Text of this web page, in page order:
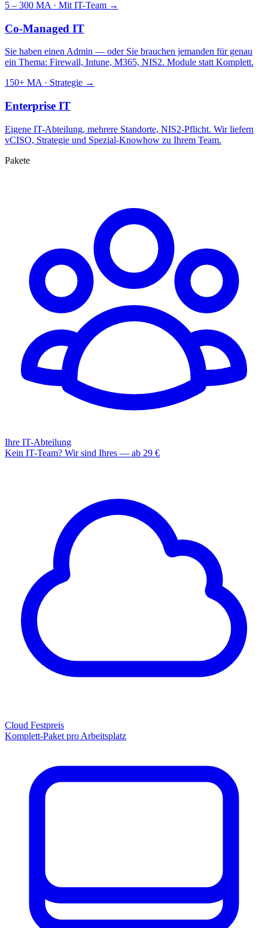
5 – 300 MA · Mit IT-Team →
Co-Managed IT
Sie haben einen Admin — oder Sie brauchen jemanden für genau
ein Thema: Firewall, Intune, M365, NIS2. Module statt Komplett.
150+ MA · Strategie →
Enterprise IT
Eigene IT-Abteilung, mehrere Standorte, NIS2-Pflicht. Wir liefern
vCISO, Strategie und Spezial-Knowhow zu Ihrem Team.
Pakete
Ihre IT-Abteilung
Kein IT-Team? Wir sind Ihres — ab 29 €
Cloud Festpreis
Komplett-Paket pro Arbeitsplatz